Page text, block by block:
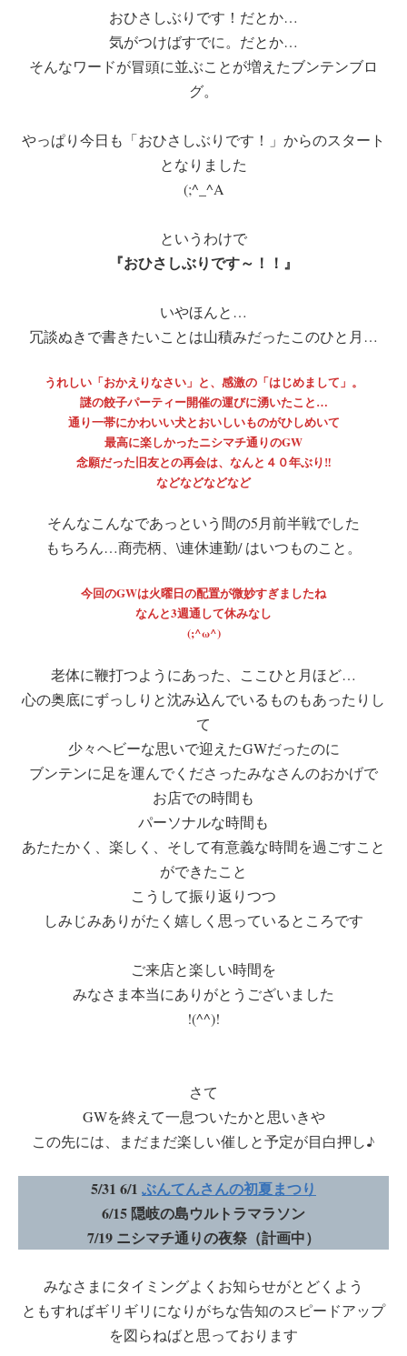
おひさしぶりです！だとか…
気がつけばすでに。だとか…
そんなワードが冒頭に並ぶことが増えたブンテンブロ
グ。
やっぱり今日も「おひさしぶりです！」からのスタート
となりました
(;^_^A
というわけで
『おひさしぶりです～！！』
いやほんと…
冗談ぬきで書きたいことは山積みだったこのひと月…
うれしい「おかえりなさい」と、感激の「はじめまして」。
謎の餃子パーティー開催の運びに湧いたこと…
通り一帯にかわいい犬とおいしいものがひしめいて
最高に楽しかったニシマチ通りのGW
念願だった旧友との再会は、なんと４０年ぶり‼
などなどなどなど
そんなこんなであっという間の5月前半戦でした
もちろん…商売柄、\連休連勤/ はいつものこと。
今回のGWは火曜日の配置が微妙すぎましたね
なんと3週通して休みなし
(;^ω^)
老体に鞭打つようにあった、ここひと月ほど…
心の奥底にずっしりと沈み込んでいるものもあったりし
て
少々ヘビーな思いで迎えたGWだったのに
ブンテンに足を運んでくださったみなさんのおかげで
お店での時間も
パーソナルな時間も
あたたかく、楽しく、そして有意義な時間を過ごすこと
ができたこと
こうして振り返りつつ
しみじみありがたく嬉しく思っているところです
ご来店と楽しい時間を
みなさま本当にありがとうございました
!(^^)!
さて
GWを終えて一息ついたかと思いきや
この先には、まだまだ楽しい催しと予定が目白押し♪
5/31 6/1 ぶんてんさんの初夏まつり
6/15 隠岐の島ウルトラマラソン
7/19 ニシマチ通りの夜祭（計画中）
みなさまにタイミングよくお知らせがとどくよう
ともすればギリギリになりがちな告知のスピードアップ
を図らねばと思っております